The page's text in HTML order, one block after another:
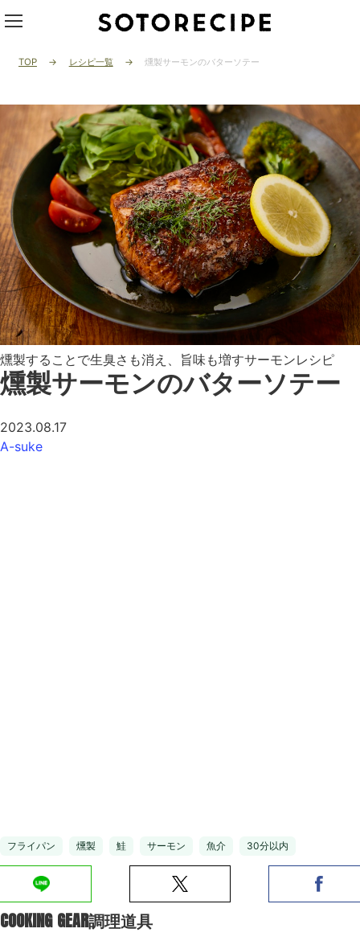
TOP レシピ一覧 燻製サーモンのバターソテー
燻製することで生臭さも消え、旨味も増すサーモンレシピ
燻製サーモンのバターソテー
2023.08.17
A-suke
フライパン 燻製 鮭 サーモン 魚介 30分以内
COOKING GEAR調理道具